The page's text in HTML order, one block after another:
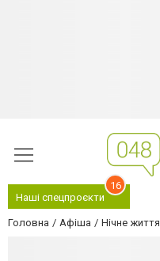
Наші спецпроєкти
16
Головна Афіша Нічне життя